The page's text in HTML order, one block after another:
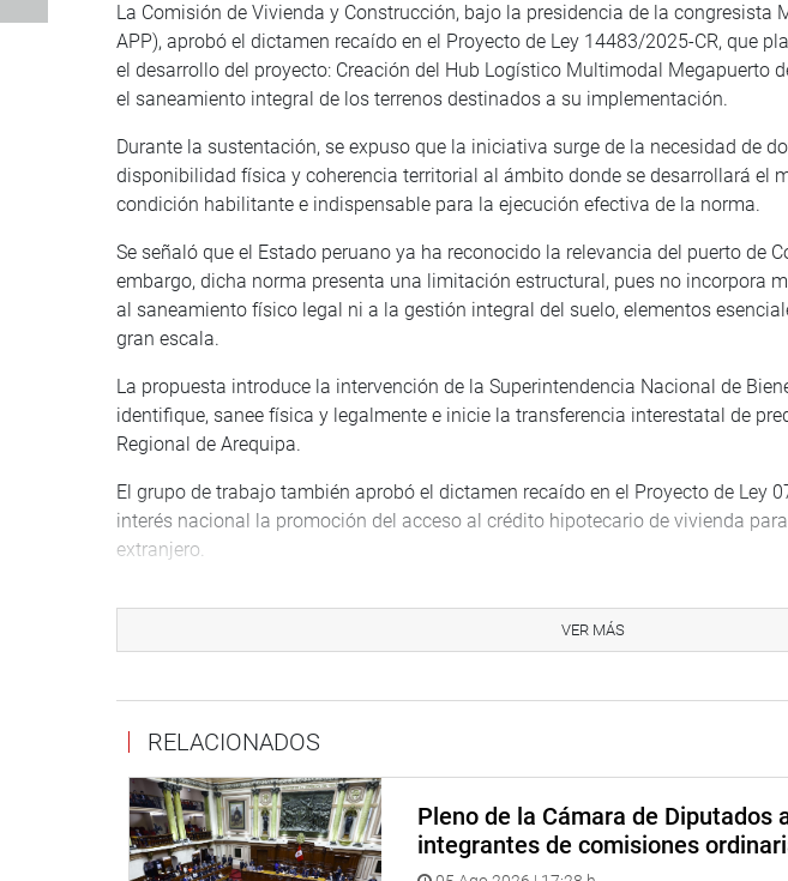
La Comisión de Vivienda y Construcción, bajo la presidencia de la congresista
APP), aprobó el dictamen recaído en el Proyecto de Ley 14483/2025-CR, que
el desarrollo del proyecto: Creación del Hub Logístico Multimodal Megapuerto
el saneamiento integral de los terrenos destinados a su implementación.
Durante la sustentación, se expuso que la iniciativa surge de la necesidad de
disponibilidad física y coherencia territorial al ámbito donde se desarrollará el
condición habilitante e indispensable para la ejecución efectiva de la norma.
Se señaló que el Estado peruano ya ha reconocido la relevancia del puerto de
embargo, dicha norma presenta una limitación estructural, pues no incorpora
al saneamiento físico legal ni a la gestión integral del suelo, elementos
gran escala.
La propuesta introduce la intervención de la Superintendencia Nacional de
identifique, sanee física y legalmente e inicie la transferencia interestatal de
Regional de Arequipa.
El grupo de trabajo también aprobó el dictamen recaído en el Proyecto de Ley
interés nacional la promoción del acceso al crédito hipotecario de vivienda
extranjero.
acceso al crédito hipotecario de vivienda a los peruanos residentes en el
regularmente remesas al Perú.
La propuesta identifica que los peruanos residentes en el extranjero enfrentan
en el Perú, debido a que por lo general no cuentan con historial crediticio,
Por ello, se plantea que las entidades financieras que ofrecen líneas de crédito
evaluar la documentación sustentatoria de ingresos, continuidad laboral e
territorio nacional, se argumentó.
VER MÁS
RELACIONADOS
Pleno de la Cámara de Diputados
integrantes de comisiones